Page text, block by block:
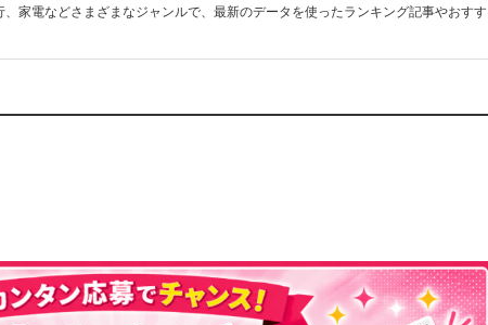
、家電などさまざまなジャンルで、最新のデータを使ったランキング記事やおすす